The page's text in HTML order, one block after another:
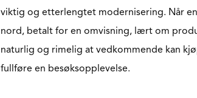
viktig og etterlengtet modernisering. Når
nord, betalt for en omvisning, lært om
naturlig og rimelig at vedkommende kan
fullføre en besøksopplevelse.